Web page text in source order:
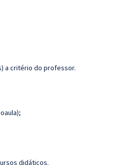
a critério do professor.
didáticos.